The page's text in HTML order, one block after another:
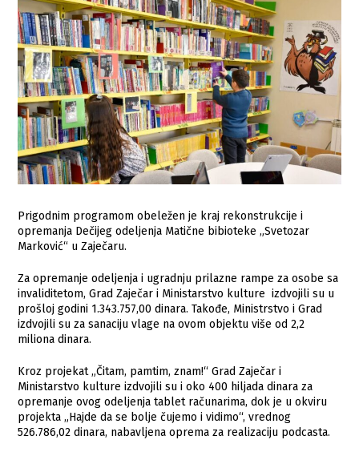
Prigodnim programom obeležen je kraj rekonstrukcije i
opremanja Dečijeg odeljenja Matične bibioteke „Svetozar
Marković“ u Zaječaru.
Za opremanje odeljenja i ugradnju prilazne rampe za osobe sa
invaliditetom, Grad Zaječar i Ministarstvo kulture izdvojili su u
prošloj godini 1.343.757,00 dinara. Takođe, Ministrstvo i Grad
izdvojili su za sanaciju vlage na ovom objektu više od 2,2
miliona dinara.
Kroz projekat „Čitam, pamtim, znam!“ Grad Zaječar i
Ministarstvo kulture izdvojili su i oko 400 hiljada dinara za
opremanje ovog odeljenja tablet računarima, dok je u okviru
projekta „Hajde da se bolje čujemo i vidimo“, vrednog
526.786,02 dinara, nabavljena oprema za realizaciju podcasta.